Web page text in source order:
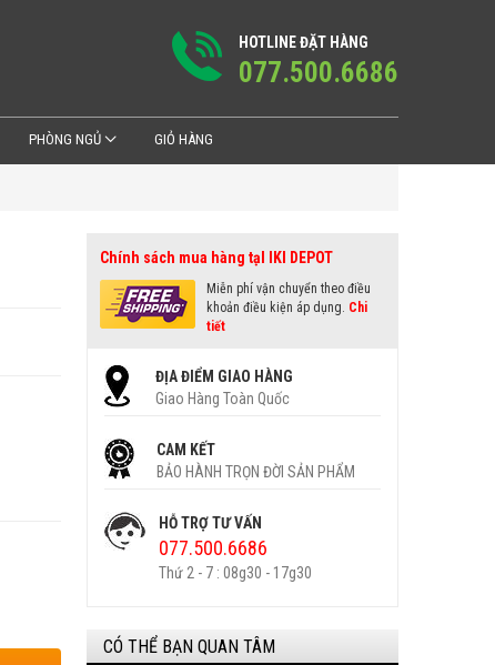
HOTLINE ĐẶT HÀNG
077.500.6686
PHÒNG NGỦ GIỎ HÀNG
Chính sách mua hàng tạI IKI DEPOT
Miễn phí vận chuyển theo điều
khoản điều kiện áp dụng. Chi
tiết
ĐỊA ĐIỂM GIAO HÀNG
Giao Hàng Toàn Quốc
CAM KẾT
BẢO HÀNH TRỌN ĐỜI SẢN PHẨM
HỖ TRỢ TƯ VẤN
077.500.6686
Thứ 2 - 7 : 08g30 - 17g30
CÓ THỂ BẠN QUAN TÂM